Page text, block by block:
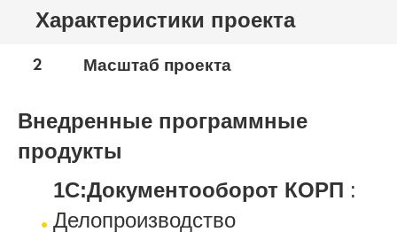
Характеристики проекта
2 Масштаб проекта
Внедренные программные
продукты
1С:Документооборот КОРП :
Делопроизводство